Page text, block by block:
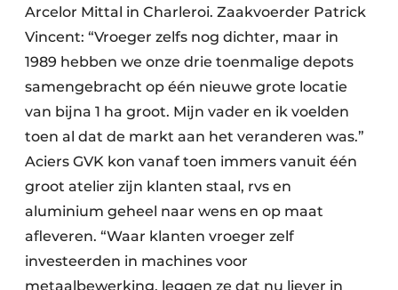
Arcelor Mittal in Charleroi. Zaakvoerder Patrick
Vincent: “Vroeger zelfs nog dichter, maar in
1989 hebben we onze drie toenmalige depots
samengebracht op één nieuwe grote locatie
van bijna 1 ha groot. Mijn vader en ik voelden
toen al dat de markt aan het veranderen was.”
Aciers GVK kon vanaf toen immers vanuit één
groot atelier zijn klanten staal, rvs en
aluminium geheel naar wens en op maat
afleveren. “Waar klanten vroeger zelf
investeerden in machines voor
metaalbewerking, leggen ze dat nu liever in